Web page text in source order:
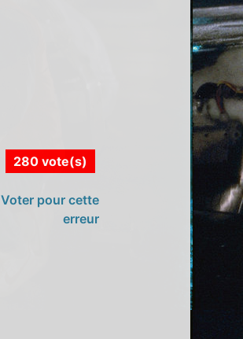
280 vote(s)
Voter pour cette
erreur